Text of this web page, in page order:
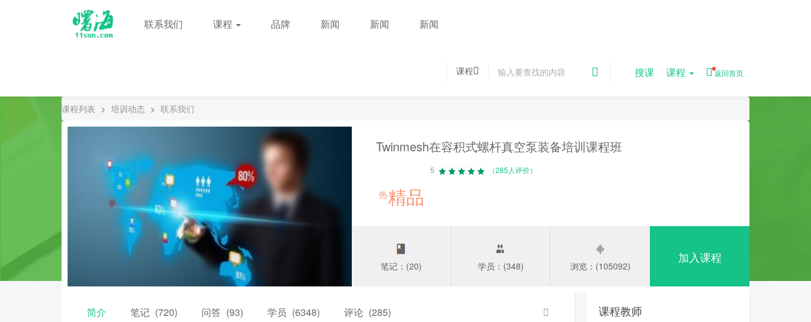
联系我们 课程 品牌 新闻 新闻 新闻
搜课 课程 返回首页
课程
课程列表 > 培训动态 > 联系我们
Twinmesh在容积式螺杆真空泵装备培训课程班
5 （285人评价）
热精品
笔记：(20) 学员：(348) 浏览：(105092)
加入课程
简介 笔记 (720) 问答 (93) 学员 (6348) 评论 (285) 课程教师